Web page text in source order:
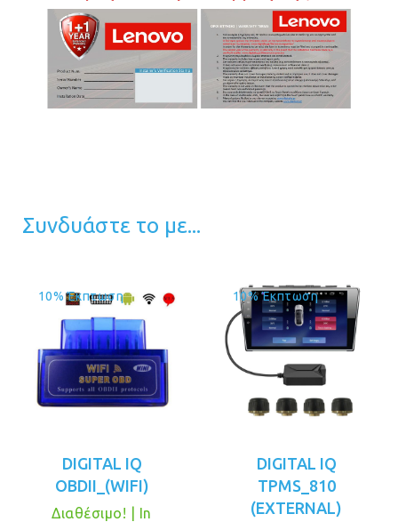
Συνδυάστε το με...
10% Έκπτωση
DIGITAL IQ
OBDII_(WIFI)
Διαθέσιμο! | In
10% Έκπτωση
DIGITAL IQ
TPMS_810
(EXTERNAL)